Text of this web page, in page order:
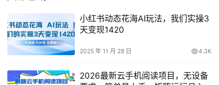
小红书动态花海AI玩法，我们实操3
天变现1420
2025 年 11 月 28 日 4.3K
2026最新云手机阅读项目，无设备